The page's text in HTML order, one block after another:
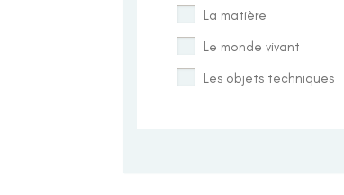
La matière
Le monde vivant
Les objets techniques